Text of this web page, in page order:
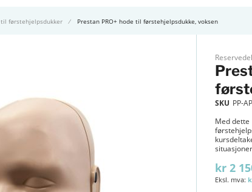
til førstehjelpsdukker Prestan PRO+ hode til førstehjelpsdukke, voksen
SKU PP-
Med dette
kr 2